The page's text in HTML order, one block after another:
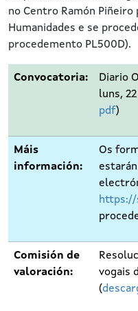
no Centro Ramón Piñeiro
Humanidades e se
procedemento PL500D).
Convocatoria:
Diario
luns,
pdf)
Máis
información:
Os
https://
Comisión de
valoración:
vogais
(